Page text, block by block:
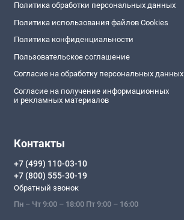
Политика обработки персональных данных
Политика использования файлов Cookies
Политика конфиденциальности
Пользовательское соглашение
Согласие на обработку персональных данных
Согласие на получение информационных
и рекламных материалов
Контакты
+7 (499) 110-03-10
+7 (800) 555-30-19
Обратный звонок
Пн – Чт 9:00 – 18:00 Пт 9:00 – 16:00